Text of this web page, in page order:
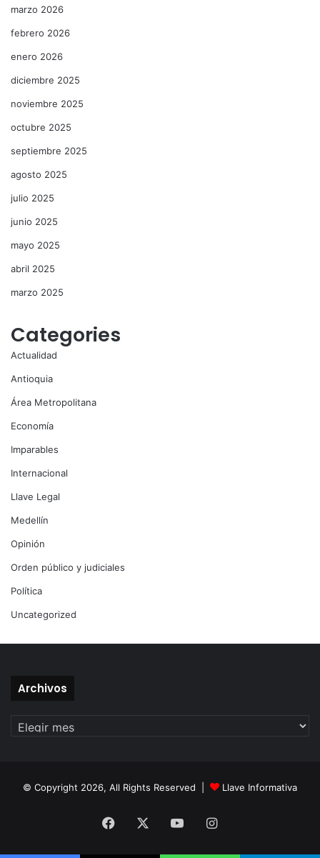
marzo 2026
febrero 2026
enero 2026
diciembre 2025
noviembre 2025
octubre 2025
septiembre 2025
agosto 2025
julio 2025
junio 2025
mayo 2025
abril 2025
marzo 2025
Categories
Actualidad
Antioquia
Área Metropolitana
Economía
Imparables
Internacional
Llave Legal
Medellín
Opinión
Orden público y judiciales
Política
Uncategorized
Archivos
© Copyright 2026, All Rights Reserved | Llave Informativa
Facebook YouTubeInstagram